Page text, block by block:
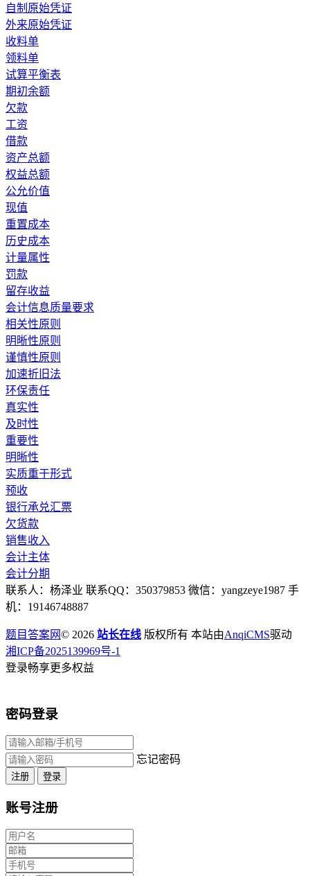
自制原始凭证
外来原始凭证
收料单
领料单
试算平衡表
期初余额
欠款
工资
借款
资产总额
权益总额
公允价值
现值
重置成本
历史成本
计量属性
罚款
留存收益
会计信息质量要求
相关性原则
明晰性原则
谨慎性原则
加速折旧法
环保责任
真实性
及时性
重要性
明晰性
实质重于形式
预收
银行承兑汇票
欠货款
销售收入
会计主体
会计分期
联系人：杨泽业 联系QQ：350379853 微信：yangzeye1987 手
机：19146748887
题目答案网© 2026 站长在线 版权所有 本站由AnqiCMS驱动
湘ICP备2025139969号-1
登录畅享更多权益
密码登录
忘记密码
注册 登录
账号注册